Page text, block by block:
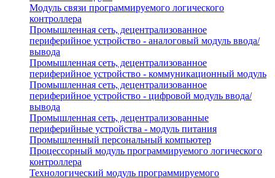
Модуль связи программируемого логического
контроллера
Промышленная сеть, децентрализованное
периферийное устройство - аналоговый модуль ввода/
вывода
Промышленная сеть, децентрализованное
периферийное устройство - коммуникационный модуль
Промышленная сеть, децентрализованное
периферийное устройство - цифровой модуль ввода/
вывода
Промышленная сеть, децентрализованные
периферийные устройства - модуль питания
Промышленный персональный компьютер
Процессорный модуль программируемого логического
контроллера
Технологический модуль программируемого